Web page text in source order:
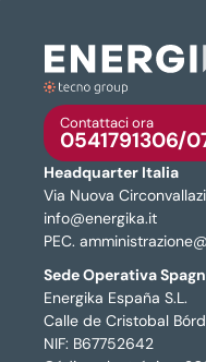
Contattaci ora
0541791306/
Headquarter Italia
Via Nuova
info@energika.it
PEC.
Sede Operativa
Energika España S.L.
Calle de Cristobal
NIF: B67752642